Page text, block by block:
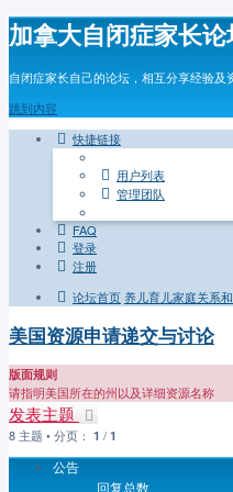
加拿大自闭症家长
自闭症家长自己的论坛，相互分享经验
跳到内容
快捷链接
用户列表
管理团队
FAQ
登录
注册
论坛首页养儿育儿家庭关系
美国资源申请递交与讨论
版面规则
请指明美国所在的州以及详细资源名称
发表主题
8 主题 • 分页： 1 / 1
公告
回复总数